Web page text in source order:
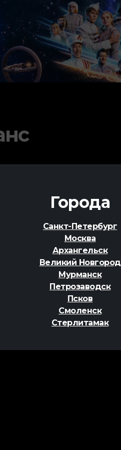
Города
Санкт-Петербург
Москва
Архангельск
Великий Новгород
Мурманск
Петрозаводск
Псков
Смоленск
Стерлитамак